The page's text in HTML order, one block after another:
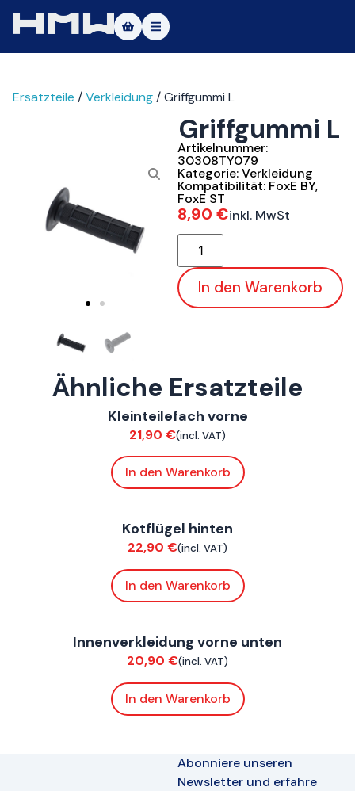
Über uns
Fahrzeuge
Testfahrt
Service
Kontakt
|EN
Ersatzteile /Verkleidung / Griffgummi L
Griffgummi L
Artikelnummer:
30308TY079
Kategorie:Verkleidung
Kompatibilität: FoxE BY,
FoxE ST
8,90 €inkl. MwSt
In den Warenkorb
Ähnliche Ersatzteile
ConnE
Kleinteilefach vorne
21,90 €(incl. VAT)
In den Warenkorb
Kotflügel hinten
22,90 €(incl. VAT)
In den Warenkorb
VerkleidungInnenverkleidung vorne unten
20,90 €(incl. VAT)
In den Warenkorb
Abonniere unseren
Newsletter und erfahre